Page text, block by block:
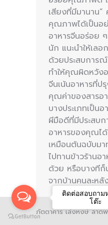
เสียงที่มีมานาน”
คุณภาพได้เป็นอ
อาหารจีนอร่อย
นัก แนะนำให้เล
ด้วยประสบการณ์
ทำให้คุณผิดหวัง
จีนเน้นอาหารที่ป
คุณค่าของสารอ
บางประเภทเป็น
ผีมือดีที่มีประสบ
อาหารของคุณไ
เหมือนต้นฉบับม
ไปทานข้าวร้านอ
ด้วย หรือบางทีก็
จากบ้านคนละหลั
ภัตตาคาร เล่งหงษ์ ลาด
ติดต่อสอบถาม
โต๊ะ